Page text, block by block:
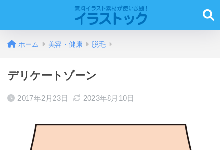
ホーム 美容・健康 脱毛
デリケートゾーン
2017年2月23日 2023年8月10日